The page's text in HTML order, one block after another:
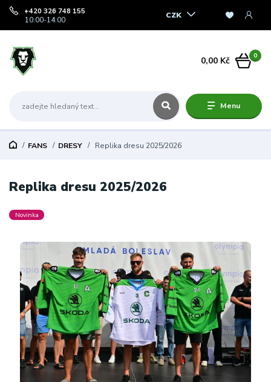
Menu
CZK
+420 326 748 155
10:00-14:00
0
0,00 Kč
FANS DRESY Replika dresu 2025/2026
Replika dresu 2025/2026
Novinka